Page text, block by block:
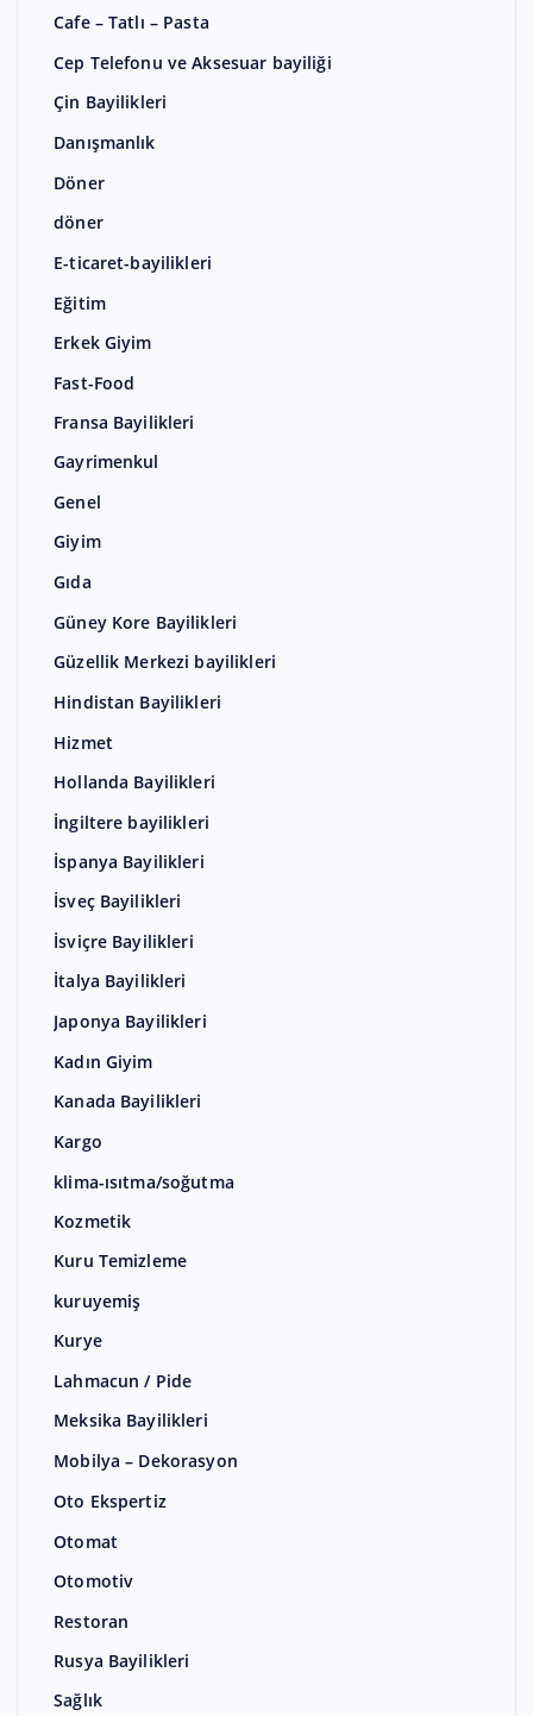
Cafe – Tatlı – Pasta
Cep Telefonu ve Aksesuar bayiliği
Çin Bayilikleri
Danışmanlık
Döner
döner
E-ticaret-bayilikleri
Eğitim
Erkek Giyim
Fast-Food
Fransa Bayilikleri
Gayrimenkul
Genel
Giyim
Gıda
Güney Kore Bayilikleri
Güzellik Merkezi bayilikleri
Hindistan Bayilikleri
Hizmet
Hollanda Bayilikleri
İngiltere bayilikleri
İspanya Bayilikleri
İsveç Bayilikleri
İsviçre Bayilikleri
İtalya Bayilikleri
Japonya Bayilikleri
Kadın Giyim
Kanada Bayilikleri
Kargo
klima-ısıtma/soğutma
Kozmetik
Kuru Temizleme
kuruyemiş
Kurye
Lahmacun / Pide
Meksika Bayilikleri
Mobilya – Dekorasyon
Oto Ekspertiz
Otomat
Otomotiv
Restoran
Rusya Bayilikleri
Sağlık